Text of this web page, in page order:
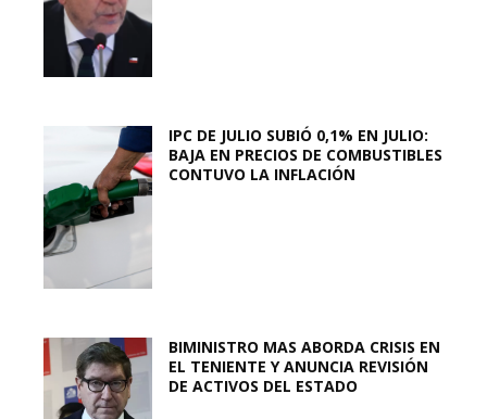
IPC DE JULIO SUBIÓ 0,1% EN JULIO:
BAJA EN PRECIOS DE COMBUSTIBLES
CONTUVO LA INFLACIÓN
BIMINISTRO MAS ABORDA CRISIS EN
EL TENIENTE Y ANUNCIA REVISIÓN
DE ACTIVOS DEL ESTADO